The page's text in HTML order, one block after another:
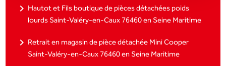
navigate_next Hautot et Fils boutique de pièces détachées poids
lourds Saint-Valéry-en-Caux 76460 en Seine Maritime
navigate_next Retrait en magasin de pièce détachée Mini Cooper
Saint-Valéry-en-Caux 76460 en Seine Maritime